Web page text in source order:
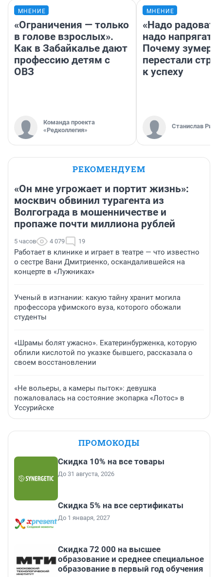
МНЕНИЕ
«Ограничения — только
в голове взрослых».
Как в Забайкалье дают
профессию детям с
ОВЗ
Команда проекта
«Редколлегия»
МНЕНИЕ
«Надо
надо
Почему
перестали
к успеху
Станислав
РЕКОМЕНДУЕМ
«Он мне угрожает и портит жизнь»:
москвич обвинил турагента из
Волгограда в мошенничестве и
пропаже почти миллиона рублей
5 часов 4 079 19
Работает в клинике и играет в театре — что известно
о сестре Вани Дмитриенко, оскандалившейся на
концерте в «Лужниках»
Ученый в изгнании: какую тайну хранит могила
профессора уфимского вуза, которого обожали
студенты
«Шрамы болят ужасно». Екатеринбурженка, которую
облили кислотой по указке бывшего, рассказала о
своем восстановлении
«Не вольеры, а камеры пыток»: девушка
пожаловалась на состояние экопарка «Лотос» в
Уссурийске
ПРОМОКОДЫ
Скидка 10% на все товары
До 31 августа, 2026
Скидка 5% на все сертификаты
До 1 января, 2027
Скидка 72 000 на высшее
образование и среднее специальное
образование в первый год обучения